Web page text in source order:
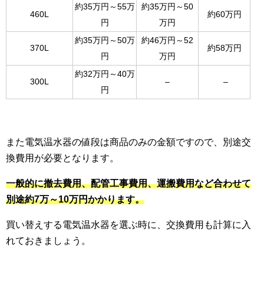
460L
約35万円～55万
円
約35万円～50
万円
約60万円
370L
約35万円～50万
円
約46万円～52
万円
約58万円
300L
約32万円～40万
円
– –
また電気温水器の値段は商品のみの金額ですので、別途交
換費用が必要となります。
一般的に撤去費用、配管工事費用、運搬費用など合わせて
別途約7万～10万円かかります。
買い替えする電気温水器を選ぶ時に、交換費用も計算に入
れておきましょう。